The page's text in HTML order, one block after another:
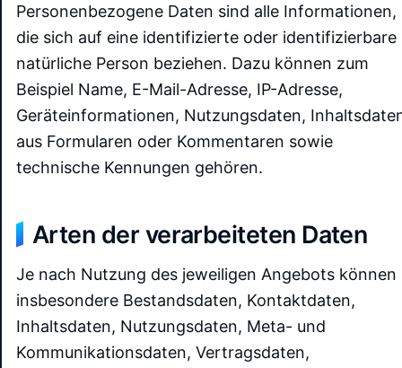
Personenbezogene Daten sind alle Informationen,
die sich auf eine identifizierte oder identifizierbare
natürliche Person beziehen. Dazu können zum
Beispiel Name, E-Mail-Adresse, IP-Adresse,
Geräteinformationen, Nutzungsdaten,
aus Formularen oder Kommentaren sowie
technische Kennungen gehören.
Arten der verarbeiteten Daten
Je nach Nutzung des jeweiligen Angebots können
insbesondere Bestandsdaten, Kontaktdaten,
Inhaltsdaten, Nutzungsdaten, Meta- und
Kommunikationsdaten, Vertragsdaten,